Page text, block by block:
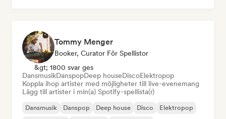
Tommy Menger
Booker, Curator För Spellistor
&gt; 1800 svar ges
DansmusikDanspopDeep houseDiscoElektropop
Koppla ihop artister med möjligheter till live-evenemang
Lägg till artister i min(a) Spotify-spellista(r)
Dansmusik Danspop Deep house Disco
Elektropop